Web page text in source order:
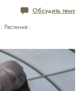
Обсудить тему
Растения